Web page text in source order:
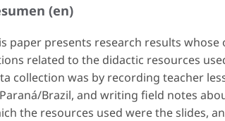
(en)
paper presents research results
related to the didactic resources
collection was by recording teacher
Brazil, and writing field notes
the resources used were the slides,